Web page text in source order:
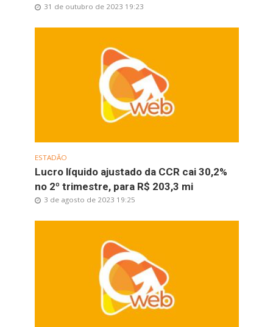
31 de outubro de 2023 19:23
ESTADÃO
Lucro líquido ajustado da CCR cai 30,2%
no 2º trimestre, para R$ 203,3 mi
3 de agosto de 2023 19:25